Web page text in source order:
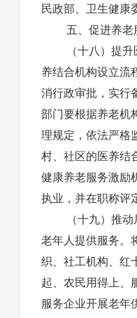
民政部、卫生健康
五、促进养
（十八）提
养结合机构设立流
消行政审批，实行
部门要根据养老机
理规定，依法严格
村、社区的医养结
健康养老服务激励
执业，并在职称评
（十九）推
老年人提供服务。
织、社工机构、红
起、农民用得上、
服务企业开展老年